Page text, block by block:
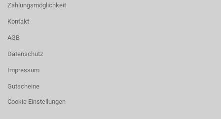
Zahlungsmöglichkeit
Kontakt
AGB
Datenschutz
Impressum
Gutscheine
Cookie Einstellungen